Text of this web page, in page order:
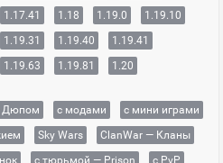
1.17.41 1.18 1.19.0
1.19.10
1.19.31 1.19.40
1.19.41
1.19.63 1.19.81 1.20
Дюпом с модами
с мини играми
Sky Wars
ClanWar — Кланы
с тюрьмой — Prison
с PvP